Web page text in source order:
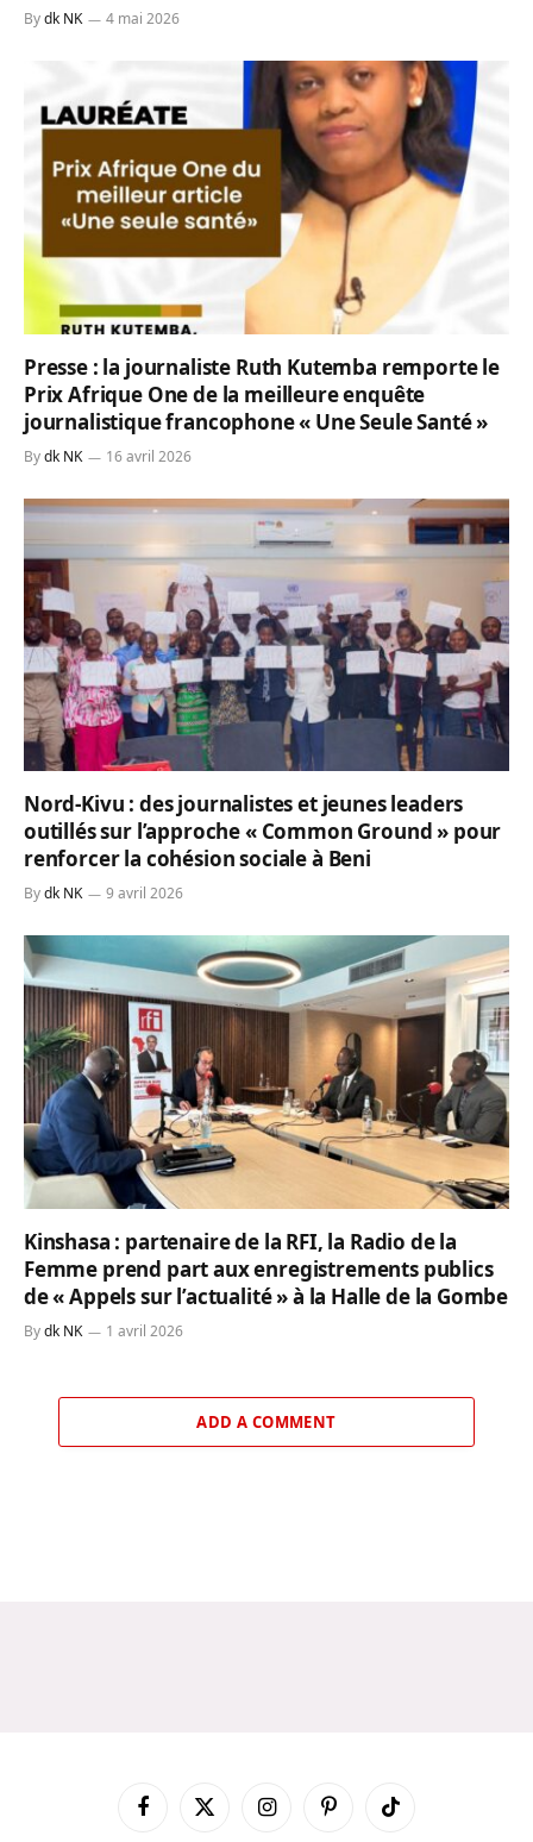
Bydk NK 4 mai 2026
Presse : la journaliste Ruth Kutemba remporte le
Prix Afrique One de la meilleure enquête
journalistique francophone « Une Seule Santé »
Bydk NK 16 avril 2026
Nord-Kivu : des journalistes et jeunes leaders
outillés sur l’approche « Common Ground » pour
renforcer la cohésion sociale à Beni
Bydk NK 9 avril 2026
Kinshasa : partenaire de la RFI, la Radio de la
Femme prend part aux enregistrements publics
de « Appels sur l’actualité » à la Halle de la Gombe
Bydk NK 1 avril 2026
ADD A COMMENT
FacebookX
InstagramPinterestTikTok